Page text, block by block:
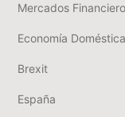
Mercados
Economía Doméstica
Brexit
España